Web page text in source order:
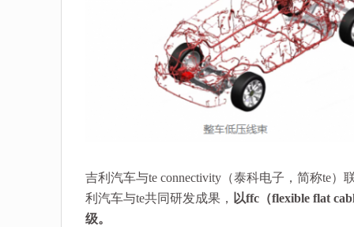
吉利汽车与te connectivity（泰科电子，简称te
利汽车与te共同研发成果， 以ffc（flexible flat
级。